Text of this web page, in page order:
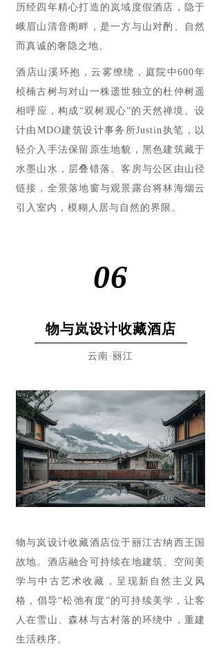
历经四年精心打造的岚域度假酒店，隐于
峨眉山清音阁畔，是一方与山对酌、自然
而真诚的奢隐之地。
酒店山溪环抱，云雾缭绕，庭院中600年
桢楠古树与对山一株遗世独立的杜仲树遥
相呼应，构成“双树观心”的天然禅境。设
计由MDO建筑设计事务所Justin执笔，以
轻介入手法保留原生地貌，黑色建筑藏于
水墨山水，层叠错落。客房与公区由山径
链接，全景落地窗与观景露台将林海烟云
引入室内，模糊人居与自然的界限。
06
物与岚设计收藏酒店
云南·丽江
物与岚设计收藏酒店位于丽江古纳西王国
故地。酒店融合可持续在地建筑、空间美
学与中古艺术收藏，呈现新自然主义风
格，倡导“松弛有度”的可持续美学，让客
人在雪山、森林与古村落的环绕中，重建
生活秩序。